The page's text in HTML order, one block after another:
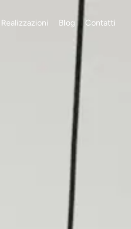
Realizzazioni Blog Contatti